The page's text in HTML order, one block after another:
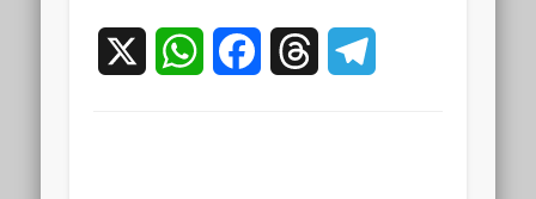
WhatsAppFacebookThreads